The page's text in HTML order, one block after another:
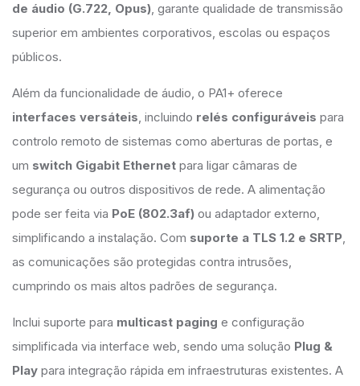
de áudio (G.722, Opus), garante qualidade de transmissão
superior em ambientes corporativos, escolas ou espaços
públicos.
Além da funcionalidade de áudio, o PA1+ oferece
interfaces versáteis, incluindo relés configuráveis para
controlo remoto de sistemas como aberturas de portas, e
um switch Gigabit Ethernet para ligar câmaras de
segurança ou outros dispositivos de rede. A alimentação
pode ser feita via PoE (802.3af) ou adaptador externo,
simplificando a instalação. Com suporte a TLS 1.2 e SRTP,
as comunicações são protegidas contra intrusões,
cumprindo os mais altos padrões de segurança.
Inclui suporte para multicast paging e configuração
simplificada via interface web, sendo uma solução Plug &
Play para integração rápida em infraestruturas existentes. A